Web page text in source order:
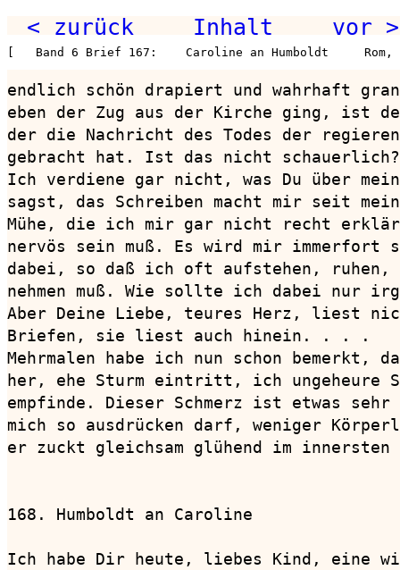
< zurück Inhalt vor >
[   Band 6 Brief 167:    Caroline an Humboldt
endlich schön drapiert und wahrhaft
eben der Zug aus der Kirche ging, ist der
der die Nachricht des Todes der
gebracht hat. Ist das nicht schauerlich?
Ich verdiene gar nicht, was Du über
sagst, das Schreiben macht mir seit
Mühe, die ich mir gar nicht recht
nervös sein muß. Es wird mir immerfort
dabei, so daß ich oft aufstehen, ruhen,
nehmen muß. Wie sollte ich dabei nur
Aber Deine Liebe, teures Herz, liest
Briefen, sie liest auch hinein. . . .
Mehrmalen habe ich nun schon bemerkt,
her, ehe Sturm eintritt, ich ungeheure
empfinde. Dieser Schmerz ist etwas
mich so ausdrücken darf, weniger
er zuckt gleichsam glühend im
168. Humboldt an Caroline
Ich habe Dir heute, liebes Kind, eine